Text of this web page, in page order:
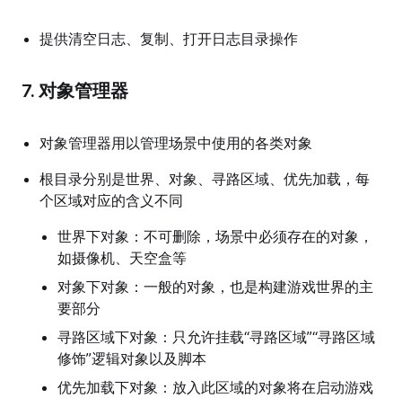
提供清空日志、复制、打开日志目录操作
7. 对象管理器
对象管理器用以管理场景中使用的各类对象
根目录分别是世界、对象、寻路区域、优先加载，每
个区域对应的含义不同
世界下对象：不可删除，场景中必须存在的对象，
如摄像机、天空盒等
对象下对象：一般的对象，也是构建游戏世界的主
要部分
寻路区域下对象：只允许挂载“寻路区域”“寻路区域
修饰”逻辑对象以及脚本
优先加载下对象：放入此区域的对象将在启动游戏